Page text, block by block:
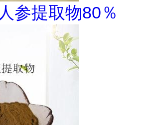
参提取物80％